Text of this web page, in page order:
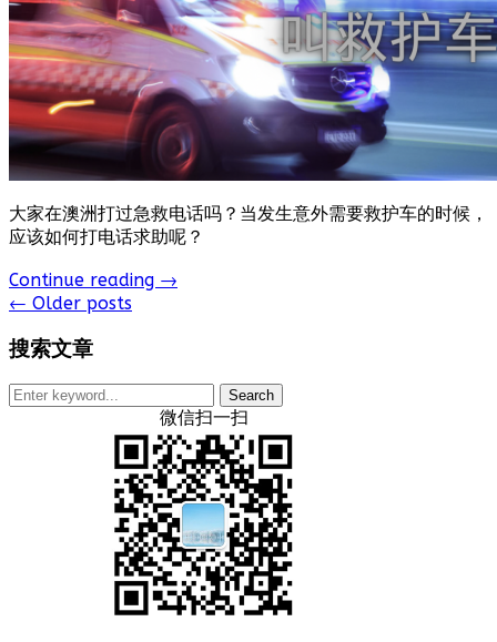
大家在澳洲打过急救电话吗？当发生意外需要救护车的时候，
应该如何打电话求助呢？
Continue reading →
← Older posts
搜索文章
Search
微信扫一扫